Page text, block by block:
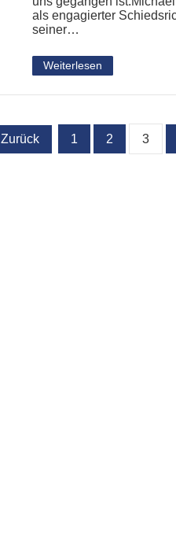
als engagierter
seiner…
Weiterlesen
Zurück 1 2 3